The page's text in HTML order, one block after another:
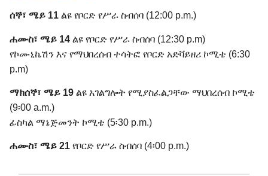
ሰኞ፣ ሜይ 11 ልዩ የቦርድ የሥራ ስብሰባ (12:00 p.m.)
ሐሙስ፣ ሜይ 14 ልዩ የቦርድ የሥራ ስብሰባ (12:30 p.m)
የኮሙኒኬሽን እና የማህበረሰብ ተሳትፎ የቦርድ አድቫይዘሪ ኮሚቴ (6:30
p.m)
ማክሰኞ፣ ሜይ 19 ልዩ አገልግሎት የሚያስፈልጋቸው ማህበረሰብ ኮሚቴ
(9፡00 a.m.)
ፊስካል ማኔጅመንት ኮሚቴ (5፡30 p.m.)
ሐሙስ፣ ሜይ 21 የቦርድ የሥራ ስብሰባ (4፡00 p.m.)